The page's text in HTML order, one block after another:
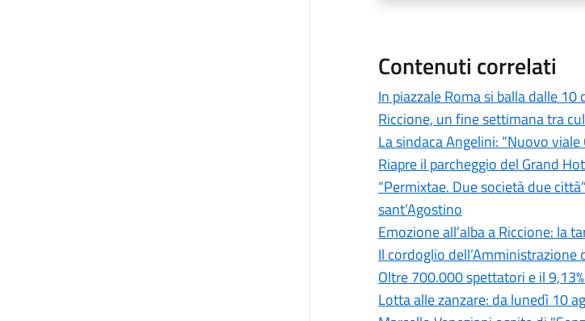
Contenuti correlati
In piazzale Roma si balla dalle
Riccione, un fine settimana tra
La sindaca Angelini: “Nuovo
Riapre il parcheggio del Grand
“Permixtae. Due società due
sant’Agostino
Emozione all’alba a Riccione: la
Il cordoglio
Oltre 700.000 spettatori e il
Lotta alle zanzare: da lunedì 10